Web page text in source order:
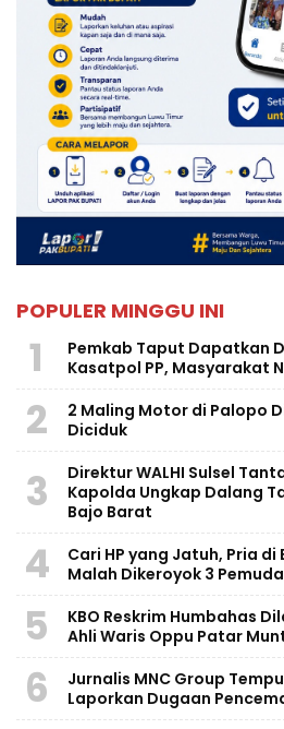
POPULER MINGGU INI
1
Pemkab Taput Dapatkan
Kasatpol PP, Masyarakat
2
2 Maling Motor di Palopo
Diciduk
3
Direktur WALHI Sulsel
Kapolda Ungkap Dalang
Bajo Barat
4
Cari HP yang Jatuh, Pria
Malah Dikeroyok 3 Pemuda
5
KBO Reskrim Humbahas
Ahli Waris Oppu Patar
6
Jurnalis MNC Group
Laporkan Dugaan